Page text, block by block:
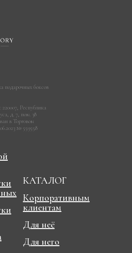
подарочных боксов
Республика
д. 7, пом. 38
в Торговом
№ 559558
КАТАЛОГ
Корпоративным
клиентам
Для неё
Для него